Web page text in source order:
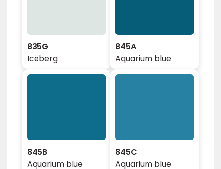
835G
Iceberg
845A
Aquarium blue
845B
Aquarium blue
845C
Aquarium blue